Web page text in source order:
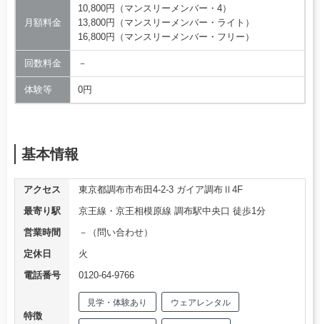
月額料金
10,800円（マンスリーメンバー・4）
13,800円（マンスリーメンバー・ライト）
16,800円（マンスリーメンバー・フリー）
回数料金 －
体験等 0円
基本情報
アクセス
東京都調布市布田4-2-3 ガイア調布Ⅱ4F
最寄り駅
京王線・京王相模原線 調布駅中央口 徒歩1分
営業時間
－（問い合わせ）
定休日
火
電話番号
0120-64-9766
特徴
見学・体験あり ウェアレンタル